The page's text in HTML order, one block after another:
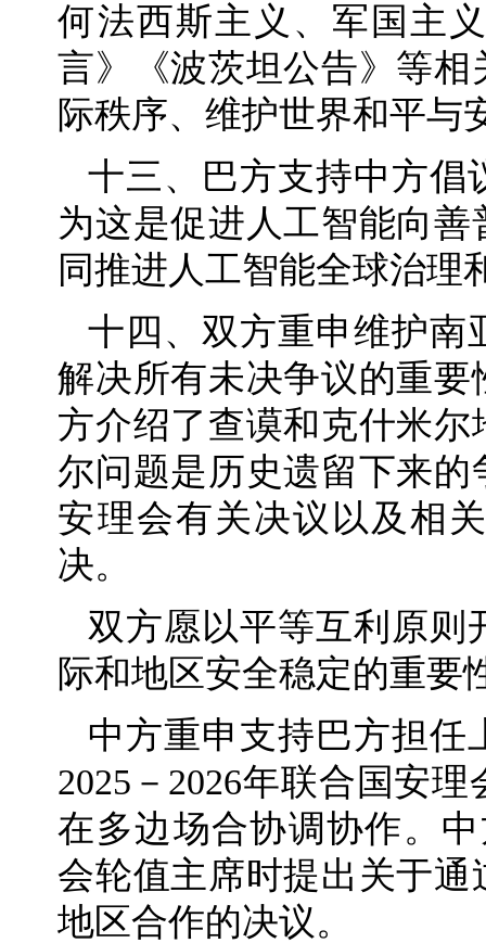
何法西斯主义、军国主
言》《波茨坦公告》等
际秩序、维护世界和平与
十三、巴方支持中方倡
为这是促进人工智能向
同推进人工智能全球治理
十四、双方重申维护南
解决所有未决争议的重
方介绍了查谟和克什米
尔问题是历史遗留下来
安理会有关决议以及相
决。
双方愿以平等互利原则
际和地区安全稳定的重要
中方重申支持巴方担任
2025－2026年联合国安
在多边场合协调协作。
会轮值主席时提出关于
地区合作的决议。